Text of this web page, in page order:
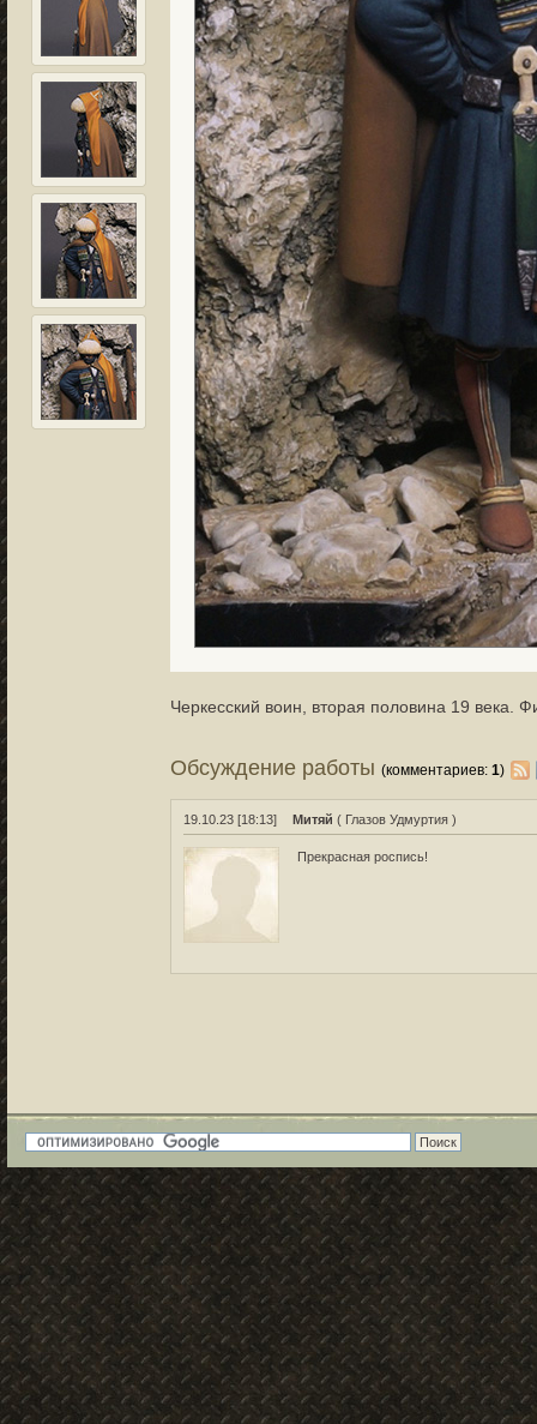
Черкесский воин, вторая половина 19 века.
Обсуждение работы(комментариев:1)
19.10.23 [18:13] Митяй ( Глазов Удмуртия )
Прекрасная роспись!